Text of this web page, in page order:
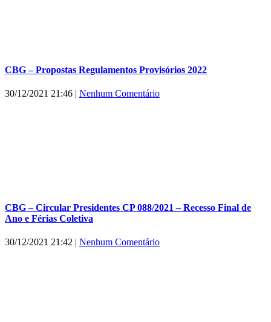
CBG – Propostas Regulamentos Provisórios 2022
30/12/2021 21:46 | Nenhum Comentário
CBG – Circular Presidentes CP 088/2021 – Recesso Final de
Ano e Férias Coletiva
30/12/2021 21:42 | Nenhum Comentário